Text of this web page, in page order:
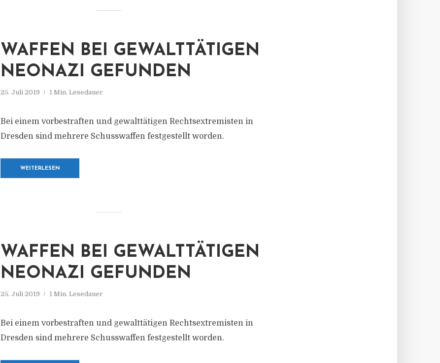
WAFFEN BEI GEWALTTÄTIGEN
NEONAZI GEFUNDEN
25. Juli 2019 1 Min. Lesedauer
Bei einem vorbestraften und gewalttätigen Rechtsextremisten in
Dresden sind mehrere Schusswaffen festgestellt worden.
WEITERLESEN
WAFFEN BEI GEWALTTÄTIGEN
NEONAZI GEFUNDEN
25. Juli 2019 1 Min. Lesedauer
Bei einem vorbestraften und gewalttätigen Rechtsextremisten in
Dresden sind mehrere Schusswaffen festgestellt worden.